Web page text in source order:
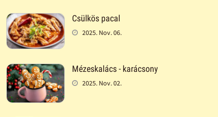
Csülkös pacal
2025. Nov. 06.
Mézeskalács - karácsony
2025. Nov. 02.